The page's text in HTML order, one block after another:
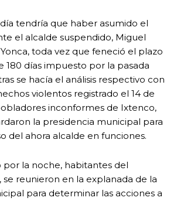
tendría que haber asumido el
el alcalde suspendido, Miguel
toda vez que feneció el plazo
180 días impuesto por la pasada
se hacía el análisis respectivo con
violentos registrado el 14 de
inconformes de Ixtenco,
la presidencia municipal para
del ahora alcalde en funciones.
por la noche, habitantes del
reunieron en la explanada de la
para determinar las acciones a